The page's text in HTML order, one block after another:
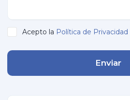
Acepto la Política de Privacidad
Enviar